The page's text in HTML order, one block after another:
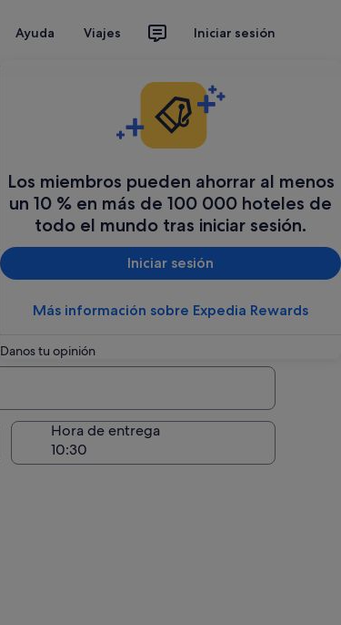
Ayuda Viajes Iniciar sesión
Los miembros pueden ahorrar al menos
un 10 % en más de 100 000 hoteles de
todo el mundo tras iniciar sesión.
Iniciar sesión
Más información sobre Expedia Rewards
Danos tu opinión
Hora de entrega